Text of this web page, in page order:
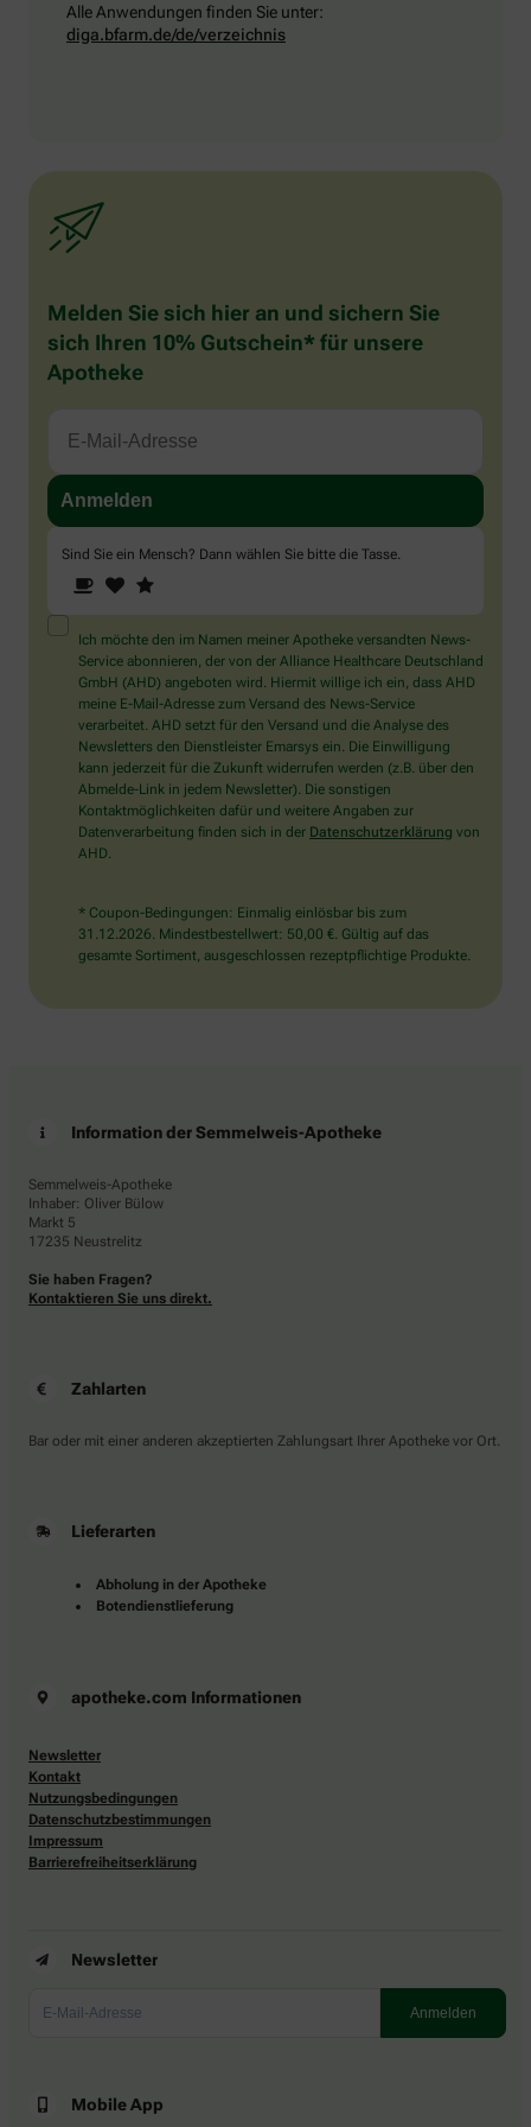
Alle Anwendungen finden Sie unter:
diga.bfarm.de/de/verzeichnis
Melden Sie sich hier an und sichern Sie
sich Ihren 10% Gutschein* für unsere
Apotheke
Sind Sie ein Mensch? Dann wählen Sie bitte die Tasse
Sie
ein
Mensch?
Dann
wählen
Sie
bitte
die
Tasse.
1 2
Ich möchte den im Namen meiner Apotheke versandten News-
Service abonnieren, der von der Alliance Healthcare Deutschland
GmbH (AHD) angeboten wird. Hiermit willige ich ein, dass AHD
meine E-Mail-Adresse zum Versand des News-Service
verarbeitet. AHD setzt für den Versand und die Analyse des
Newsletters den Dienstleister Emarsys ein. Die Einwilligung
kann jederzeit für die Zukunft widerrufen werden (z.B. über den
Abmelde-Link in jedem Newsletter). Die sonstigen
Kontaktmöglichkeiten dafür und weitere Angaben zur
Datenverarbeitung finden sich in der Datenschutzerklärung von
AHD.
* Coupon-Bedingungen: Einmalig einlösbar bis zum
31.12.2026. Mindestbestellwert: 50,00 €. Gültig auf das
gesamte Sortiment, ausgeschlossen rezeptpflichtige Produkte.
Information der Semmelweis-Apotheke
Semmelweis-Apotheke
Inhaber: Oliver Bülow
Markt 5
17235 Neustrelitz
Sie haben Fragen?
Kontaktieren Sie uns direkt.
Zahlarten
Bar oder mit einer anderen akzeptierten Zahlungsart Ihrer Apotheke vor Ort.
Lieferarten
Abholung in der Apotheke
Botendienstlieferung
apotheke.com Informationen
Newsletter
Kontakt
Nutzungsbedingungen
Datenschutzbestimmungen
Impressum
Barrierefreiheitserklärung
Newsletter
Mobile App